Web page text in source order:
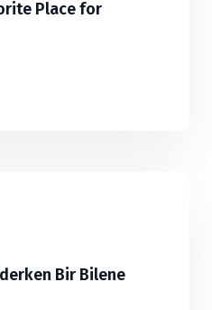
Place for
Bir Bilene